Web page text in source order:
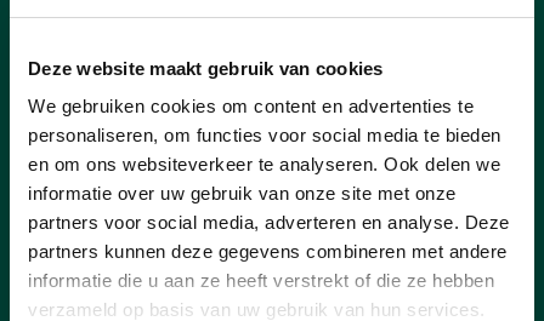
Deze website maakt gebruik van cookies
We gebruiken cookies om content en advertenties te
personaliseren, om functies voor social media te bieden
en om ons websiteverkeer te analyseren. Ook delen we
informatie over uw gebruik van onze site met onze
partners voor social media, adverteren en analyse. Deze
partners kunnen deze gegevens combineren met andere
informatie die u aan ze heeft verstrekt of die ze hebben
verzameld op basis van uw gebruik van hun services.
Editiepajot | CD&V Halle
stuurde Sinterklaas en zijn
Pieten op pad in Groot-Halle
07/12/25